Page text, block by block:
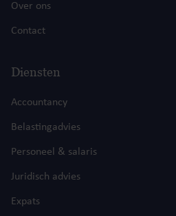
Over ons
Contact
Diensten
Accountancy
Belastingadvies
Personeel & salaris
Juridisch advies
Expats